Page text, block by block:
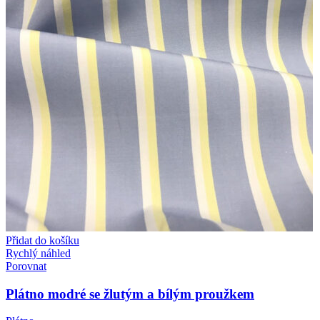
Přidat do košíku
Rychlý náhled
Porovnat
Plátno modré se žlutým a bílým proužkem